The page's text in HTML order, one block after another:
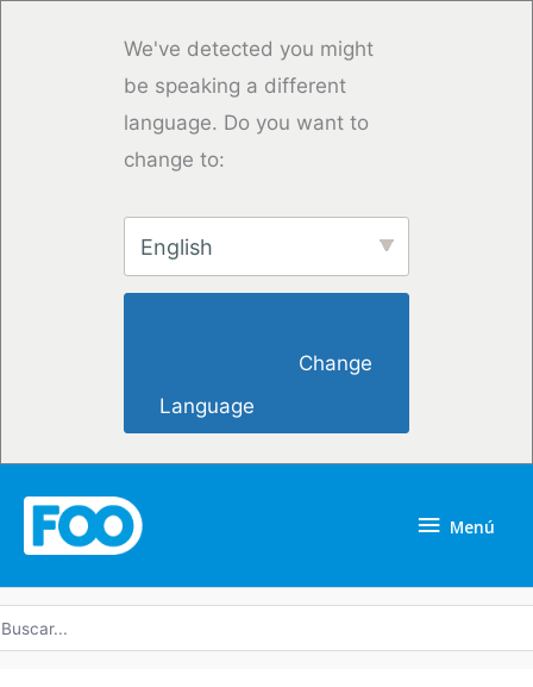
We've detected you might
be speaking a different
language. Do you want to
change to:
English
Language
Menú